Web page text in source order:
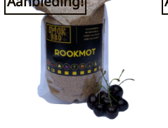
Toevoegen
verlanglijst